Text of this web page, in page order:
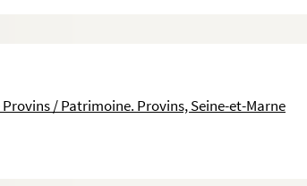
/ Patrimoine. Provins, Seine-et-Marne
: logique, métaphysique, physique